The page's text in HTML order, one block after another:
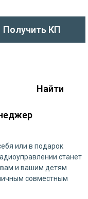
Получить КП
Найти
или в подарок
станет
и вашим детям
совместным